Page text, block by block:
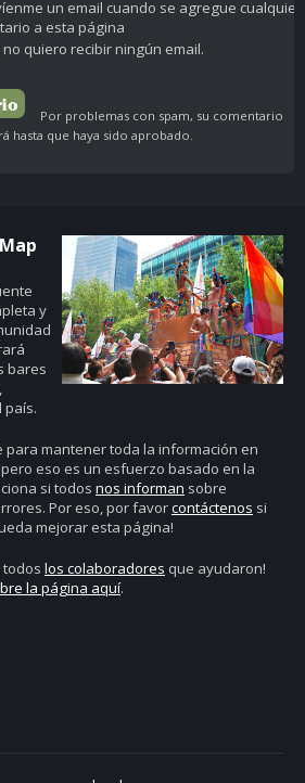
un email cuando se agregue cualquier
a esta página
no quiero recibir ningún email.
Por problemas con spam, su comentario
hasta que haya sido aprobado.
y
bares
país.
para mantener toda la información en
eso es un esfuerzo basado en la
si todos nos informan sobre
Por eso, por favorcontáctenos si
mejorar esta página!
todos los colaboradores que ayudaron!
la página aquí.